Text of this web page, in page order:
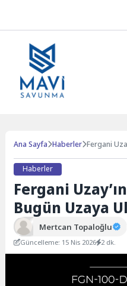
Ana Sayfa Haberler Fergani
Haberler
Fergani
Bugün Uzaya
Mertcan Topaloğlu
Güncelleme: 15 Nis 2026 2 dk.